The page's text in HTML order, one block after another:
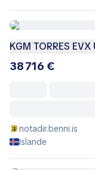
KGM TORRES EVX
38 716 €
notadir.benni.is
Islande